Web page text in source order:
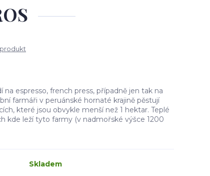
na espresso, french press, případně jen tak na
farmáři v peruánské hornaté krajině pěstují
které jsou obvykle menší než 1 hektar. Teplé
kde leží tyto farmy (v nadmořské výšce 1200
Skladem